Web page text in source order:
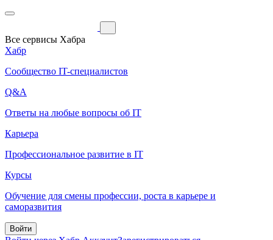
Все сервисы Хабра
Хабр
Сообщество IT-специалистов
Q&A
Ответы на любые вопросы об IT
Карьера
Профессиональное развитие в IT
Курсы
Обучение для смены профессии, роста в карьере и
саморазвития
Войти